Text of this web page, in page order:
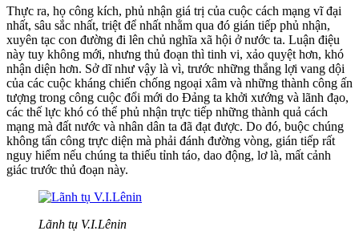
Thực ra, họ công kích, phủ nhận giá trị của cuộc cách mạng vĩ đại
nhất, sâu sắc nhất, triệt để nhất nhằm qua đó gián tiếp phủ nhận,
xuyên tạc con đường đi lên chủ nghĩa xã hội ở nước ta. Luận điệu
này tuy không mới, nhưng thủ đoạn thì tinh vi, xảo quyệt hơn, khó
nhận diện hơn. Sở dĩ như vậy là vì, trước những thắng lợi vang dội
của các cuộc kháng chiến chống ngoại xâm và những thành công ấn
tượng trong công cuộc đổi mới do Đảng ta khởi xướng và lãnh đạo,
các thế lực khó có thể phủ nhận trực tiếp những thành quả cách
mạng mà đất nước và nhân dân ta đã đạt được. Do đó, buộc chúng
không tấn công trực diện mà phải đánh đường vòng, gián tiếp rất
nguy hiểm nếu chúng ta thiếu tỉnh táo, dao động, lơ là, mất cảnh
giác trước thủ đoạn này.
Lãnh tụ V.I.Lênin